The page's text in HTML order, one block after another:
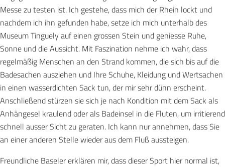
Messe zu testen ist. Ich gestehe, dass mich der Rhein lockt und
nachdem ich ihn gefunden habe, setze ich mich unterhalb des
Museum Tinguely auf einen grossen Stein und geniesse Ruhe,
Sonne und die Aussicht. Mit Faszination nehme ich wahr, dass
regelmäßig Menschen an den Strand kommen, die sich bis auf die
Badesachen ausziehen und Ihre Schuhe, Kleidung und Wertsachen
in einen wasserdichten Sack tun, der mir sehr dünn erscheint.
Anschließend stürzen sie sich je nach Kondition mit dem Sack als
Anhängesel kraulend oder als Badeinsel in die Fluten, um irritierend
schnell ausser Sicht zu geraten. Ich kann nur annehmen, dass Sie
an einer anderen Stelle wieder aus dem Fluß aussteigen.
Freundliche Baseler erklären mir, dass dieser Sport hier normal ist,